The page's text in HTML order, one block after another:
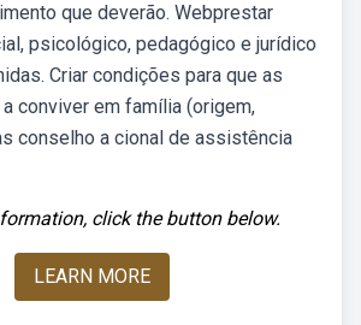
que deverão. Webprestar
psicológico, pedagógico e jurídico
Criar condições para que as
conviver em família (origem,
conselho a cional de assistência
click the button below.
LEARN MORE